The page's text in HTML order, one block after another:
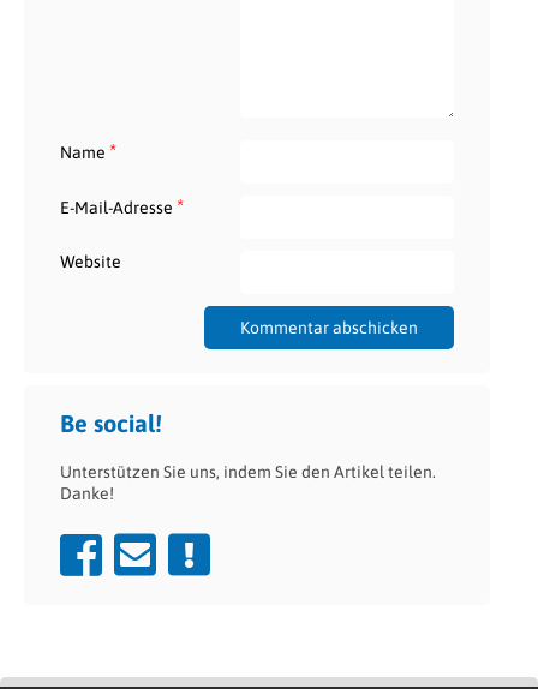
Name *
E-Mail-Adresse *
Website
Be social!
Unterstützen Sie uns, indem Sie den Artikel teilen.
Danke!